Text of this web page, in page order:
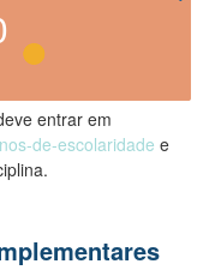
entrar em
de-escolaridade e